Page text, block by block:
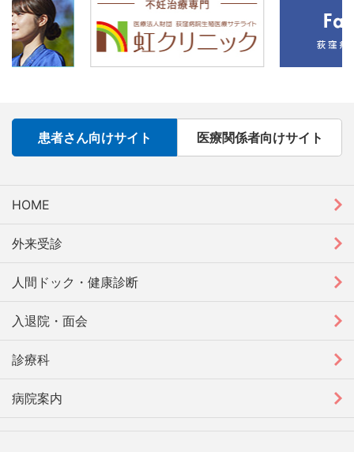
患者さん向けサイト 医療関係者向けサイト
HOME
外来受診
人間ドック・健康診断
入退院・面会
診療科
病院案内